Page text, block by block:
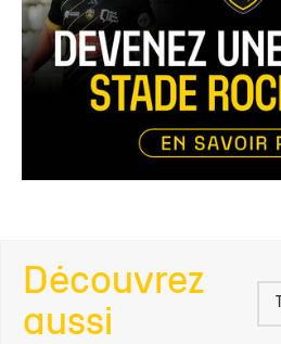
Découvrez
aussi